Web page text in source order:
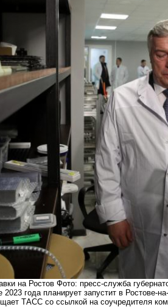
на Ростов Фото: пресс-служба
года планирует запустит в Ростове-
ТАСС со ссылкой на соучредителя